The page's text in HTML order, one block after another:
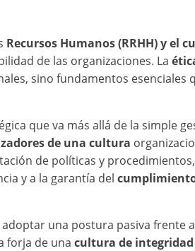
Recursos Humanos (RRHH) y el
de las organizaciones. La
sino fundamentos esenciales
que va más allá de la simple
de una cultura
de políticas y
y a la garantía del
una postura pasiva frente
forja de una cultura de